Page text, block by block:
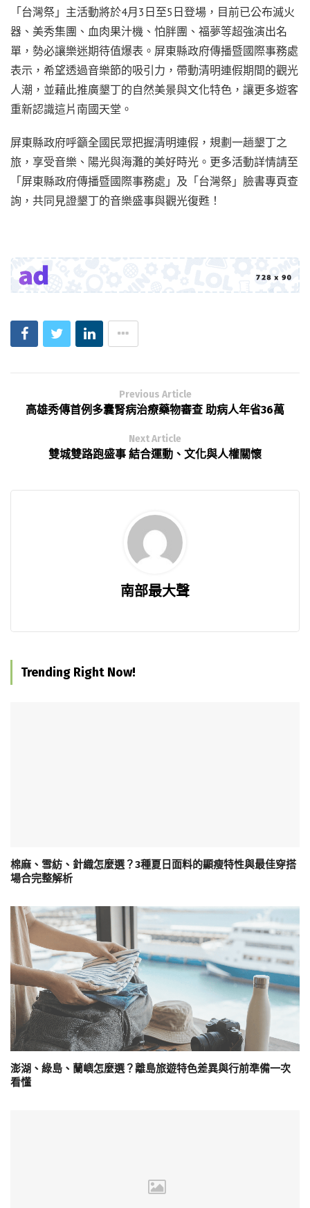
「台灣祭」主活動將於4月3日至5日登場，目前已公布滅火
器、美秀集團、血肉果汁機、怕胖團、福夢等超強演出名
單，勢必讓樂迷期待值爆表。屏東縣政府傳播暨國際事務處
表示，希望透過音樂節的吸引力，帶動清明連假期間的觀光
人潮，並藉此推廣墾丁的自然美景與文化特色，讓更多遊客
重新認識這片南國天堂。
屏東縣政府呼籲全國民眾把握清明連假，規劃一趟墾丁之
旅，享受音樂、陽光與海灘的美好時光。更多活動詳情請至
「屏東縣政府傳播暨國際事務處」及「台灣祭」臉書專頁查
詢，共同見證墾丁的音樂盛事與觀光復甦！
Previous Article
高雄秀傳首例多囊腎病治療藥物審查 助病人年省36萬
Next Article
雙城雙路跑盛事 結合運動、文化與人權關懷
南部最大聲
Trending Right Now!
棉麻、雪紡、針織怎麼選？3種夏日面料的顯瘦特性與最佳穿搭
場合完整解析
澎湖、綠島、蘭嶼怎麼選？離島旅遊特色差異與行前準備一次
看懂